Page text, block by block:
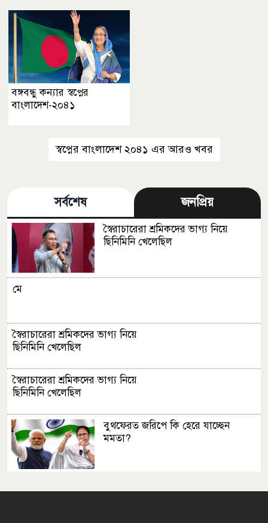
বঙ্গবন্ধু কন্যার স্বপ্নের
বাংলাদেশ-২০৪১
স্বপ্নের বাংলাদেশ ২০৪১ এর আরও খবর
সর্বশেষ জনপ্রিয়
স্বৈরাচারেরা শ্রমিকদের ভাগ্য নিয়ে
ছিনিমিনি খেলেছিল
মে
স্বৈরাচারেরা শ্রমিকদের ভাগ্য নিয়ে
ছিনিমিনি খেলেছিল
স্বৈরাচারেরা শ্রমিকদের ভাগ্য নিয়ে
ছিনিমিনি খেলেছিল
বুথফেরত জরিপে কি হেরে যাচ্ছেন
মমতা?